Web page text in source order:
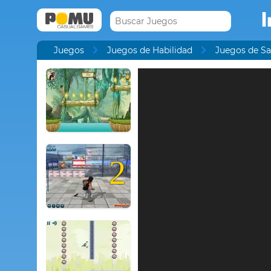
Juegos Juegos de Habilidad Juegos de
2